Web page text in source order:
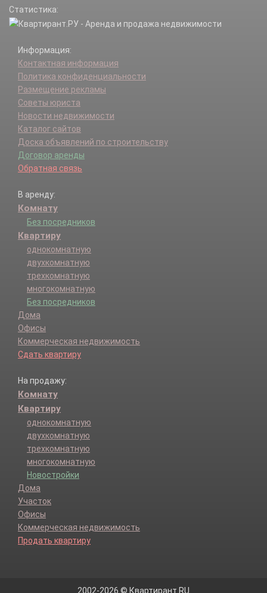
Статистика:
Информация:
Контактная информация
Политика конфиденциальности
Размещение рекламы
Советы юриста
Новости недвижимости
Каталог сайтов
Доска объявлений по строительству
Договор аренды
Обратная связь
В аренду:
Комнату
Без посредников
Квартиру
однокомнатную
двухкомнатную
трехкомнатную
многокомнатную
Без посредников
Дома
Офисы
Коммерческая недвижимость
Сдать квартиру
На продажу:
Комнату
Квартиру
однокомнатную
двухкомнатную
трехкомнатную
многокомнатную
Новостройки
Дома
Участок
Офисы
Коммерческая недвижимость
Продать квартиру
2002-2026 © Квартирант.RU